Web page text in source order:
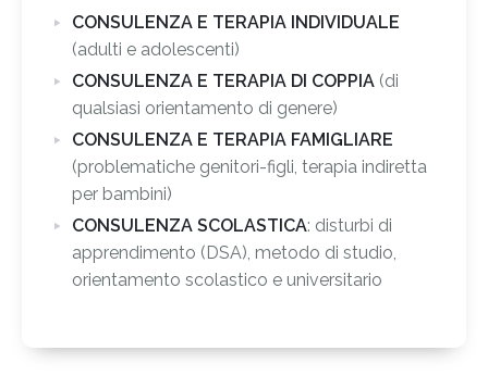
CONSULENZA E TERAPIA INDIVIDUALE
(adulti e adolescenti)
CONSULENZA E TERAPIA DI COPPIA (di
qualsiasi orientamento di genere)
CONSULENZA E TERAPIA FAMIGLIARE
(problematiche genitori-figli, terapia indiretta
per bambini)
CONSULENZA SCOLASTICA: disturbi di
apprendimento (DSA), metodo di studio,
orientamento scolastico e universitario